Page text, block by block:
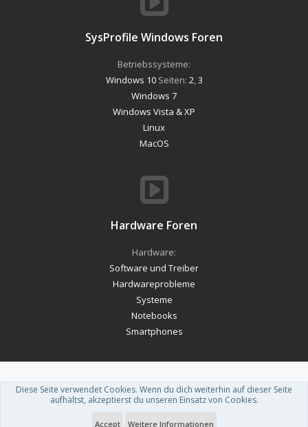
SysProfile Windows Foren
Betriebssysteme:
Windows 10Seiten: 2 3
Windows 7
Windows Vista & XP
Linux
MacOS
Hardware Foren
Hardware:
Software und Treiber
Hardwareprobleme
Systeme
Notebooks
Smartphones
Forum software by XenForo™-Deutsch von xenDach
Theme designed by ThemeHouse.
Diese Seite verwendet Cookies. Wenn du dich weiterhin auf dieser Seite
aufhältst, akzeptierst du unseren Einsatz von Cookies.
Accept Weitere Informationen